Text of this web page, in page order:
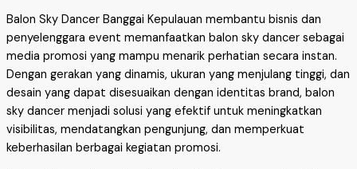
Balon Sky Dancer Banggai Kepulauan membantu bisnis dan
penyelenggara event memanfaatkan balon sky dancer sebagai
media promosi yang mampu menarik perhatian secara instan.
Dengan gerakan yang dinamis, ukuran yang menjulang tinggi, dan
desain yang dapat disesuaikan dengan identitas brand, balon
sky dancer menjadi solusi yang efektif untuk meningkatkan
visibilitas, mendatangkan pengunjung, dan memperkuat
keberhasilan berbagai kegiatan promosi.